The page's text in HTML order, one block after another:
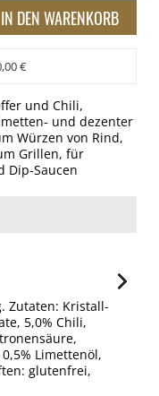
€
und Chili,
und dezenter
Würzen von Rind,
Grillen, für
Dip-Saucen
Zutaten: Kristall-
5,0% Chili,
Limettenöl,
glutenfrei,